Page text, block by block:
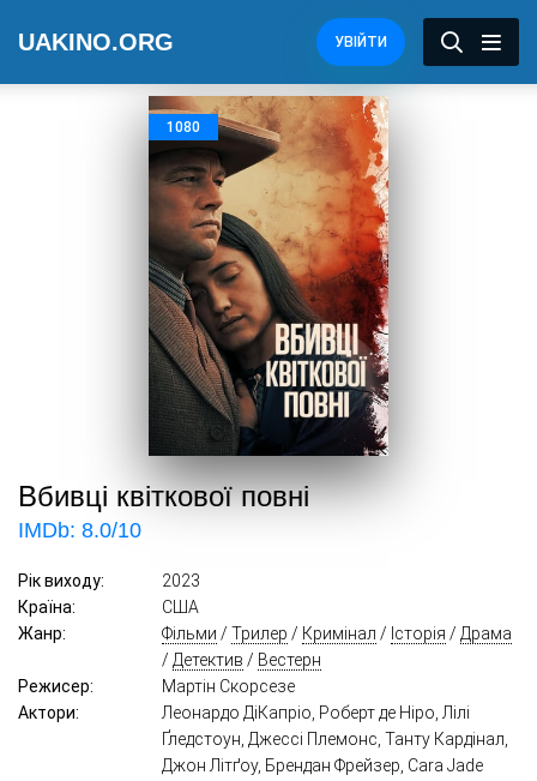
UAKINO.ORG УВІЙТИ
1080
Вбивці квіткової повні
IMDb: 8.0/10
Рік виходу:
2023
Країна:
США
Жанр:
Фільми / Трилер / Кримінал / Історія / Драма
/ Детектив / Вестерн
Режисер:
Мартін Скорсезе
Актори:
Леонардо ДіКапріо, Роберт де Ніро, Лілі
Ґледстоун, Джессі Племонс, Танту Кардінал,
Джон Літґоу, Брендан Фрейзер, Cara Jade